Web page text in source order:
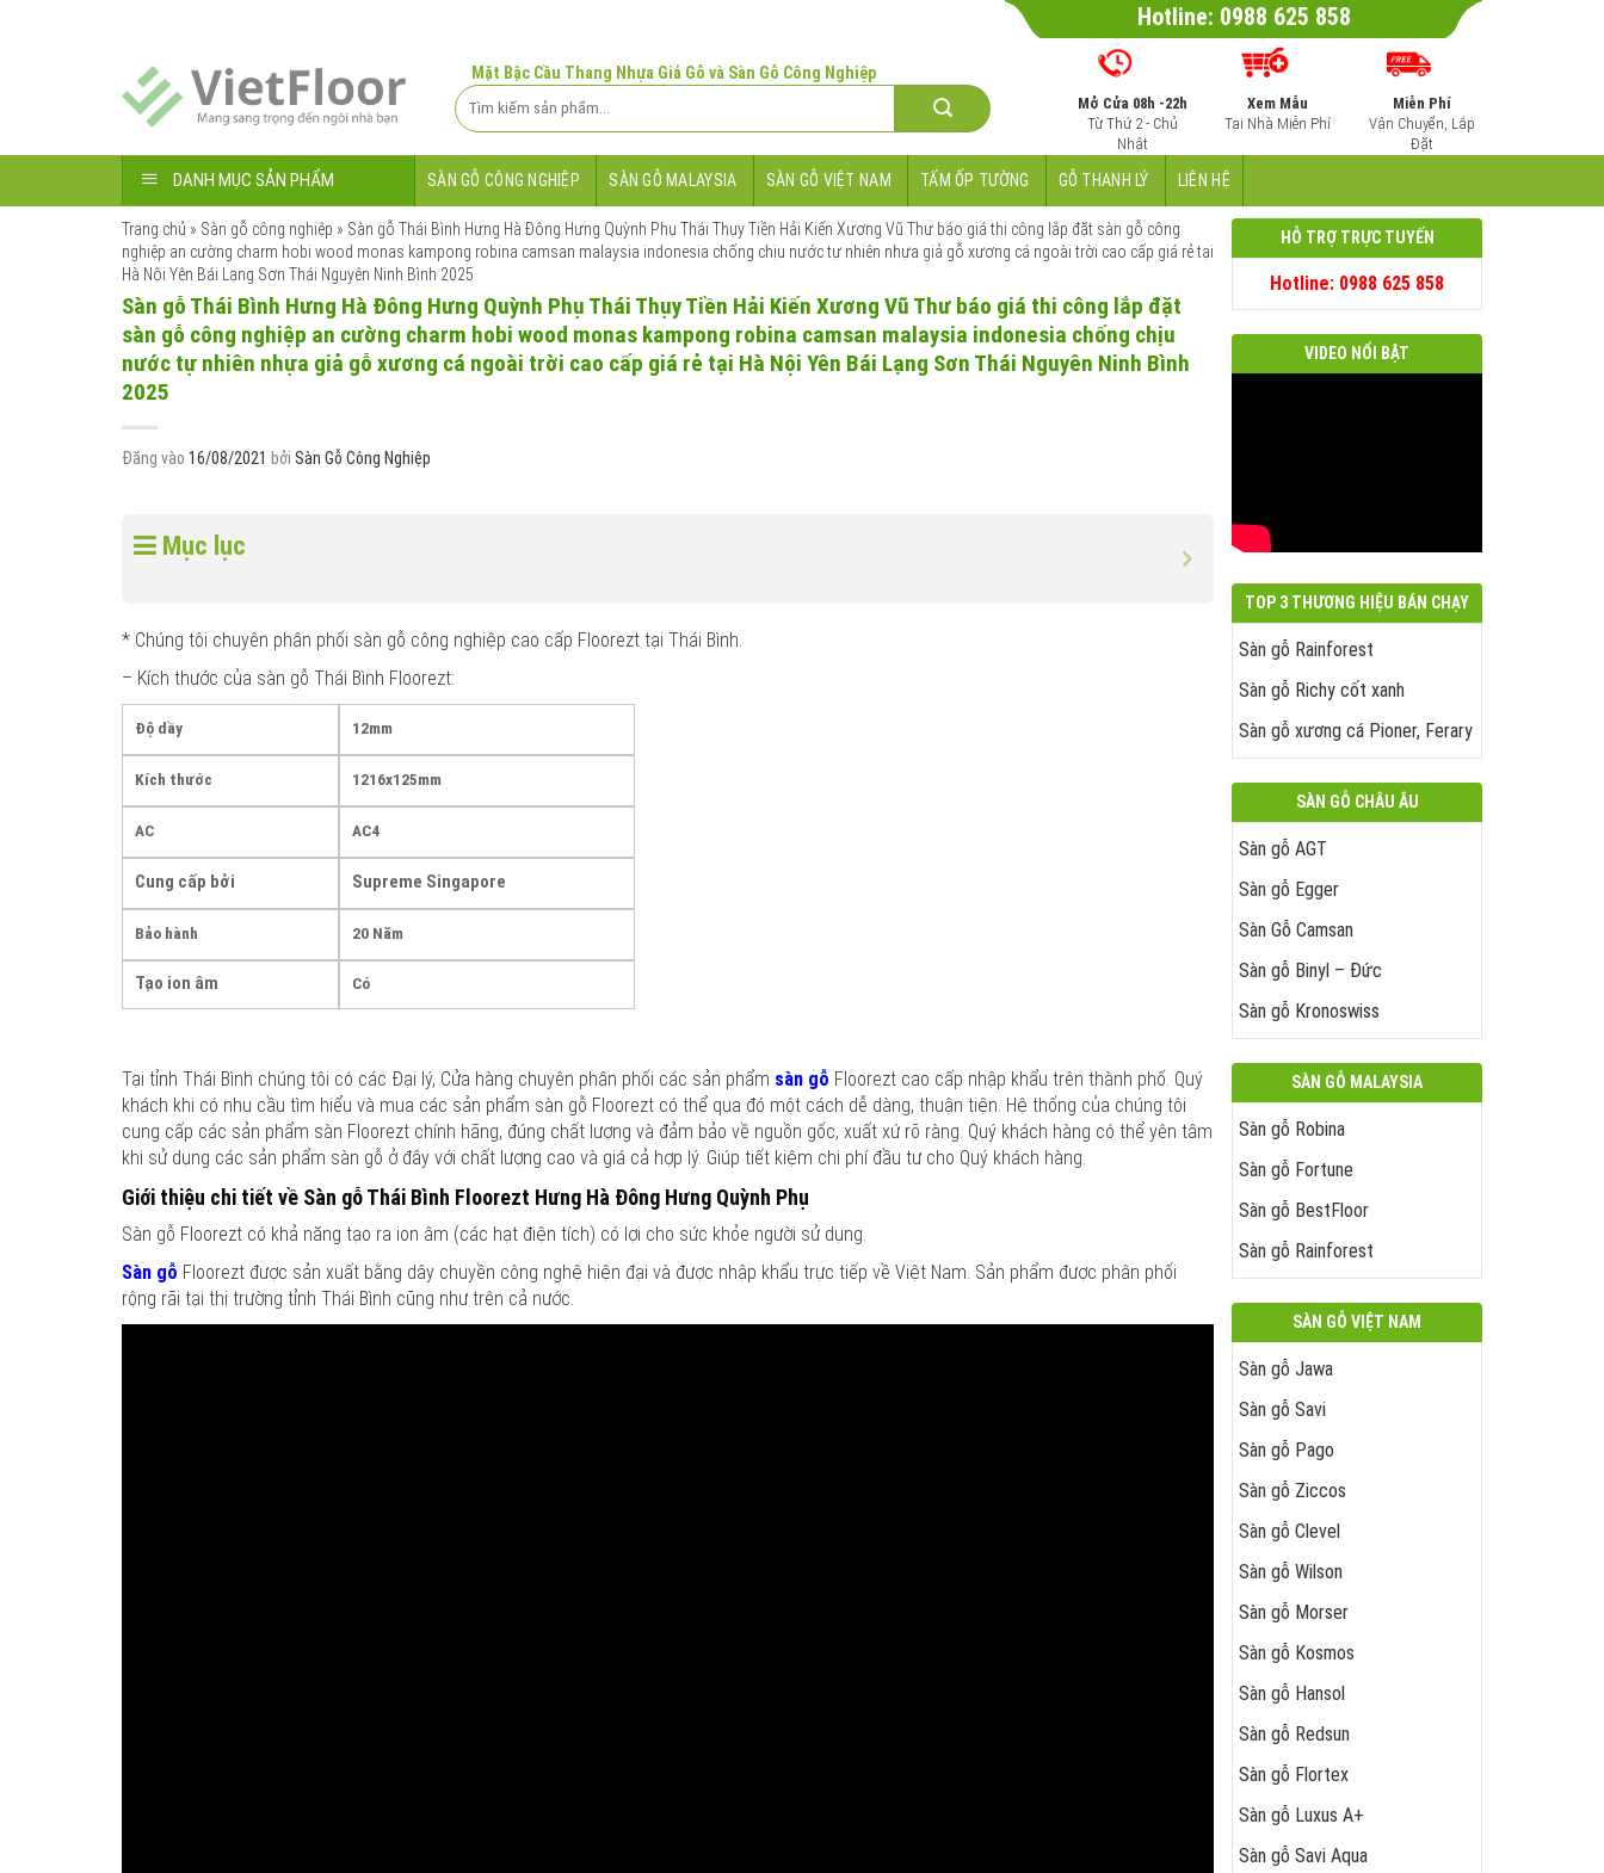
Hotline: 0988 625 858
Mặt Bậc Cầu Thang Nhựa Giả Gỗ và Sàn Gỗ Công Nghiệp
Tìm
kiếm:
Mở Cửa 08h -22h
Từ Thứ 2 - Chủ
Nhật
Xem Mẫu
Tại Nhà Miễn Phí
Miễn Phí
Vận Chuyển, Lắp
Đặt
DANH MỤC SẢN PHẨM SÀN GỖ CÔNG NGHIỆP SÀN GỖ MALAYSIA SÀN GỖ VIỆT NAM TẤM ỐP TƯỜNG GỖ THANH LÝ LIÊN HỆ
Trang chủ » Sàn gỗ công nghiệp » Sàn gỗ Thái Bình Hưng Hà Đông Hưng Quỳnh Phụ Thái Thụy Tiền Hải Kiến Xương Vũ Thư báo giá thi công lắp đặt sàn gỗ công
nghiệp an cường charm hobi wood monas kampong robina camsan malaysia indonesia chống chịu nước tự nhiên nhựa giả gỗ xương cá ngoài trời cao cấp giá rẻ tại
Hà Nội Yên Bái Lạng Sơn Thái Nguyên Ninh Bình 2025
Sàn gỗ Thái Bình Hưng Hà Đông Hưng Quỳnh Phụ Thái Thụy Tiền Hải Kiến Xương Vũ Thư báo giá thi công lắp đặt
sàn gỗ công nghiệp an cường charm hobi wood monas kampong robina camsan malaysia indonesia chống chịu
nước tự nhiên nhựa giả gỗ xương cá ngoài trời cao cấp giá rẻ tại Hà Nội Yên Bái Lạng Sơn Thái Nguyên Ninh Bình
2025
Đăng vào 16/08/2021 bởi Sàn Gỗ Công Nghiệp
Mục lục
* Chúng tôi chuyên phân phối sàn gỗ công nghiệp cao cấp Floorezt tại Thái Bình.
– Kích thước của sàn gỗ Thái Bình Floorezt:
Độ dầy 12mm
Kích thước 1216x125mm
AC AC4
Cung cấp bởi Supreme Singapore
Bảo hành 20 Năm
Tạo ion âm Có
Tại tỉnh Thái Bình chúng tôi có các Đại lý, Cửa hàng chuyên phân phối các sản phẩm sàn gỗ Floorezt cao cấp nhập khẩu trên thành phố. Quý
khách khi có nhu cầu tìm hiểu và mua các sản phẩm sàn gỗ Floorezt có thể qua đó một cách dễ dàng, thuận tiện. Hệ thống của chúng tôi
cung cấp các sản phẩm sàn Floorezt chính hãng, đúng chất lượng và đảm bảo về nguồn gốc, xuất xứ rõ ràng. Quý khách hàng có thể yên tâm
khi sử dụng các sản phẩm sàn gỗ ở đây với chất lượng cao và giá cả hợp lý. Giúp tiết kiệm chi phí đầu tư cho Quý khách hàng.
Giới thiệu chi tiết về Sàn gỗ Thái Bình Floorezt Hưng Hà Đông Hưng Quỳnh Phụ
Sàn gỗ Floorezt có khả năng tạo ra ion âm (các hạt điện tích) có lợi cho sức khỏe người sử dụng.
Sàn gỗ Floorezt được sản xuất bằng dây chuyền công nghệ hiện đại và được nhập khẩu trực tiếp về Việt Nam. Sản phẩm được phân phối
rộng rãi tại thị trường tỉnh Thái Bình cũng như trên cả nước.
HỖ TRỢ TRỰC TUYẾN
Hotline: 0988 625 858
VIDEO NỔI BẬT
TOP 3 THƯƠNG HIỆU BÁN CHẠY
Sàn gỗ Rainforest
Sàn gỗ Richy cốt xanh
Sàn gỗ xương cá Pioner, Ferary
SÀN GỖ CHÂU ÂU
Sàn gỗ AGT
Sàn gỗ Egger
Sàn Gỗ Camsan
Sàn gỗ Binyl – Đức
Sàn gỗ Kronoswiss
SÀN GỖ MALAYSIA
Sàn gỗ Robina
Sàn gỗ Fortune
Sàn gỗ BestFloor
Sàn gỗ Rainforest
SÀN GỖ VIỆT NAM
Sàn gỗ Jawa
Sàn gỗ Savi
Sàn gỗ Pago
Sàn gỗ Ziccos
Sàn gỗ Clevel
Sàn gỗ Wilson
Sàn gỗ Morser
Sàn gỗ Kosmos
Sàn gỗ Hansol
Sàn gỗ Redsun
Sàn gỗ Flortex
Sàn gỗ Luxus A+
Sàn gỗ Savi Aqua